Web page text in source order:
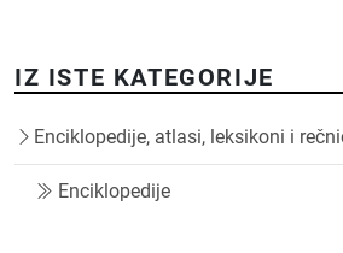
IZ ISTE KATEGORIJE
Enciklopedije, atlasi, leksikoni i
Enciklopedije